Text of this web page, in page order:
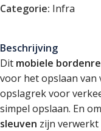
Categorie: Infra
Beschrijving
Dit mobiele
voor het opslaan
opslagrek voor
simpel opslaan. En
sleuven zijn